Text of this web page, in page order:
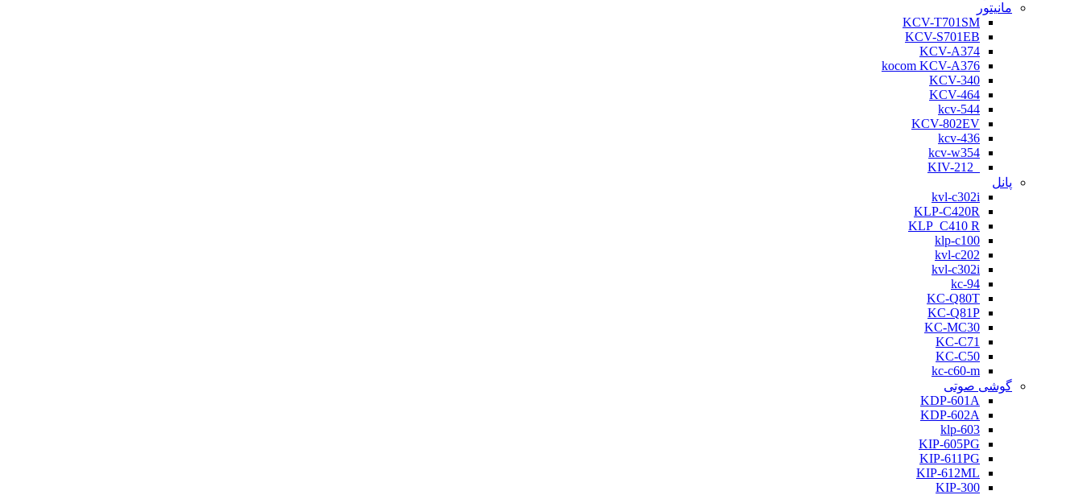
مانیتور
KCV-T701SM
KCV-S701EB
KCV-A374
kocom KCV-A376
KCV-340
KCV-464
kcv-544
KCV-802EV
kcv-436
kcv-w354
پانل
kvl-c302i
KLP-C420R
KLP_C410 R
klp-c100
kvl-c202
kvl-c302i
kc-94
KC-Q80T
KC-Q81P
KC-MC30
KC-C71
KC-C50
kc-c60-m
گوشی صوتی
KDP-601A
KDP-602A
klp-603
KIP-605PG
KIP-611PG
KIP-612ML
KIP-300